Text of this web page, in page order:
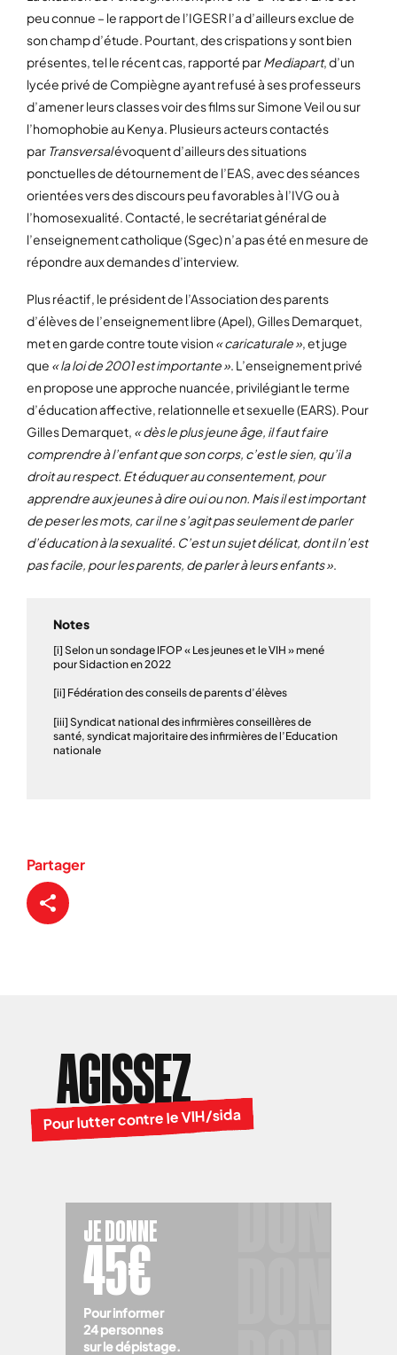
peu connue – le rapport de l’IGESR l’a d’ailleurs exclue de
son champ d’étude. Pourtant, des crispations y sont bien
présentes, tel le récent cas, rapporté parMediapart, d’un
lycée privé de Compiègne ayant refusé à ses professeurs
d’amener leurs classes voir des films sur Simone Veil ou sur
l’homophobie au Kenya. Plusieurs acteurs contactés
par Transversalévoquent d’ailleurs des situations
ponctuelles de détournement de l’EAS, avec des séances
orientées vers des discours peu favorables à l’IVG ou à
l’homosexualité. Contacté, le secrétariat général de
l’enseignement catholique (Sgec) n’a pas été en mesure de
répondre aux demandes d’interview.
Plus réactif, le président de l’Association des parents
d’élèves de l’enseignement libre (Apel), Gilles Demarquet,
met en garde contre toute vision « caricaturale », et juge
que « la loi de 2001 est importante ». L’enseignement privé
en propose une approche nuancée, privilégiant le terme
d’éducation affective, relationnelle et sexuelle (EARS). Pour
Gilles Demarquet, « dès le plus jeune âge, il faut faire
comprendre à l’enfant que son corps, c’est le sien, qu’il a
droit au respect. Et éduquer au consentement, pour
apprendre aux jeunes à dire oui ou non. Mais il est important
de peser les mots, car il ne s’agit pas seulement de parler
d’éducation à la sexualité. C’est un sujet délicat, dont il n’est
pas facile, pour les parents, de parler à leurs enfants ».
Notes
[i] Selon un sondage IFOP « Les jeunes et le VIH » mené
pour Sidaction en 2022
[ii] Fédération des conseils de parents d’élèves
[iii] Syndicat national des infirmières conseillères de
santé, syndicat majoritaire des infirmières de l’Education
nationale
Partager
AGISSEZ
Pour lutter contre le VIH/sida
JE DONNE
45€
Pour informer
24 personnes
sur le dépistage.